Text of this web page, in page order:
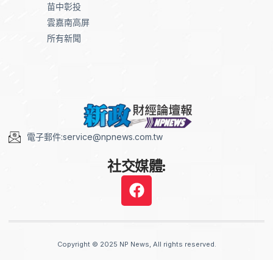
苗中彰投
雲嘉南高屏
所有新聞
電子郵件:service@npnews.com.tw
社交媒體:
Copyright © 2025 NP News, All rights reserved.